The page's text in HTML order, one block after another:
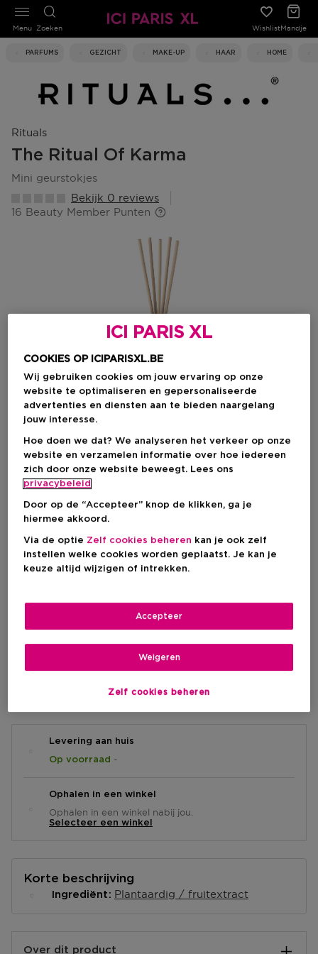
Zoeken WishlistMandje
PARFUMS GEZICHT MAKE-UP HAAR HOME
Menu
Rituals
The Ritual Of Karma
mini geurstokjes
Bekijk 0 reviews
16 Beauty Member Punten
70 ML Op voorraad
€ 16,90
€ 16,90
IN WINKELMANDJE
Levering aan huis
Op voorraad -
Ophalen in een winkel
Ophalen in een winkel nabij jou.
Selecteer een winkel
Korte beschrijving
Ingrediënt Plantaardig / fruitextract
Over dit product
ICI PARIS XL
COOKIES OP ICIPARISXL.BE
Wij gebruiken cookies om jouw ervaring op onze
website te optimaliseren en gepersonaliseerde
advertenties en diensten aan te bieden naargelang
jouw interesse.
Hoe doen we dat? We analyseren het verkeer op onze
website en verzamelen informatie over hoe iedereen
zich door onze website beweegt. Lees ons
privacybeleid
Door op de “Accepteer” knop de klikken, ga je
hiermee akkoord.
Via de optie Zelf cookies beheren kan je ook zelf
instellen welke cookies worden geplaatst. Je kan je
keuze altijd wijzigen of intrekken.
Zelf cookies beheren
Weigeren
Accepteer